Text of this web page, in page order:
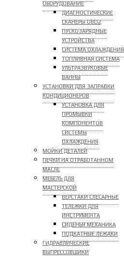
ОБОРУДОВАНИЕ
ДИАГНОСТИЧЕСКИЕ
СКАНЕРЫ OBD2
ПУСКОЗАРЯДНЫЕ
УСТРОЙСТВА
СИСТЕМА ОХЛАЖДЕНИЯ
ТОПЛИВНАЯ СИСТЕМА
УЛЬТРАЗВУКОВЫЕ
ВАННЫ
УСТАНОВКИ ДЛЯ ЗАПРАВКИ
КОНДИЦИОНЕРОВ
УСТАНОВКА ДЛЯ
ПРОМЫВКИ
КОМПОНЕНТОВ
СИСТЕМЫ
ОХЛАЖДЕНИЯ
МОЙКИ ДЕТАЛЕЙ
ПЕЧКИ НА ОТРАБОТАННОМ
МАСЛЕ
МЕБЕЛЬ ДЛЯ
МАСТЕРСКОЙ
ВЕРСТАКИ СЛЕСАРНЫЕ
ТЕЛЕЖКИ ДЛЯ
ИНСТРУМЕНТА
СИДЕНЬЯ МЕХАНИКА
ПОДКАТНЫЕ ЛЕЖАКИ
ГИДРАВЛИЧЕСКИЕ
ВЫПРЕССОВЩИКИ